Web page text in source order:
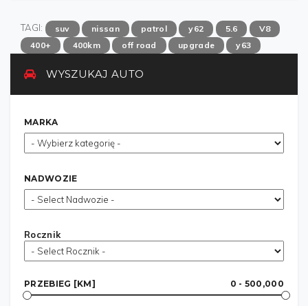
TAGI: suv nissan patrol y62 5.6
V8
400+
400km off road upgrade y63
WYSZUKAJ AUTO
MARKA
NADWOZIE
Rocznik
PRZEBIEG [KM] 0 - 500,000